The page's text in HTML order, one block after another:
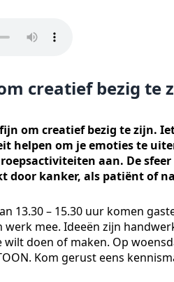
creatief bezig te
om creatief bezig te zijn.
helpen om je emoties te
aan. De
door kanker, als patiënt of
13.30 – 15.30 uur komen
mee. Ideeën zijn
wilt doen of maken. Op
Kom gerust eens